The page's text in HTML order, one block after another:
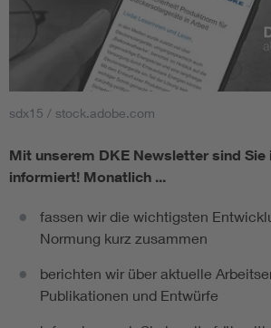
sdx15 / stock.adobe.com
Mit unserem DKE Newsletter sind
informiert! Monatlich ...
fassen wir die wichtigsten
Normung kurz zusammen
berichten wir über aktuelle
Publikationen und Entwürfe